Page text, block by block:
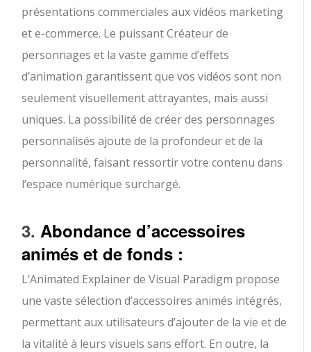
présentations commerciales aux vidéos marketing
et e-commerce. Le puissant Créateur de
personnages et la vaste gamme d’effets
d’animation garantissent que vos vidéos sont non
seulement visuellement attrayantes, mais aussi
uniques. La possibilité de créer des personnages
personnalisés ajoute de la profondeur et de la
personnalité, faisant ressortir votre contenu dans
l’espace numérique surchargé.
3.Abondance d’accessoires
animés et de fonds :
L’Animated Explainer de Visual Paradigm propose
une vaste sélection d’accessoires animés intégrés,
permettant aux utilisateurs d’ajouter de la vie et de
la vitalité à leurs visuels sans effort. En outre, la